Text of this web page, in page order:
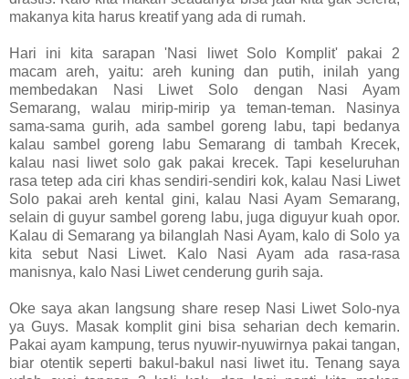
makanya kita harus kreatif yang ada di rumah.
Hari ini kita sarapan 'Nasi liwet Solo Komplit' pakai 2
macam areh, yaitu: areh kuning dan putih, inilah yang
membedakan Nasi Liwet Solo dengan Nasi Ayam
Semarang, walau mirip-mirip ya teman-teman. Nasinya
sama-sama gurih, ada sambel goreng labu, tapi bedanya
kalau sambel goreng labu Semarang di tambah Krecek,
kalau nasi liwet solo gak pakai krecek. Tapi keseluruhan
rasa tetep ada ciri khas sendiri-sendiri kok, kalau Nasi Liwet
Solo pakai areh kental gini, kalau Nasi Ayam Semarang,
selain di guyur sambel goreng labu, juga diguyur kuah opor.
Kalau di Semarang ya bilanglah Nasi Ayam, kalo di Solo ya
kita sebut Nasi Liwet. Kalo Nasi Ayam ada rasa-rasa
manisnya, kalo Nasi Liwet cenderung gurih saja.
Oke saya akan langsung share resep Nasi Liwet Solo-nya
ya Guys. Masak komplit gini bisa seharian dech kemarin.
Pakai ayam kampung, terus nyuwir-nyuwirnya pakai tangan,
biar otentik seperti bakul-bakul nasi liwet itu. Tenang saya